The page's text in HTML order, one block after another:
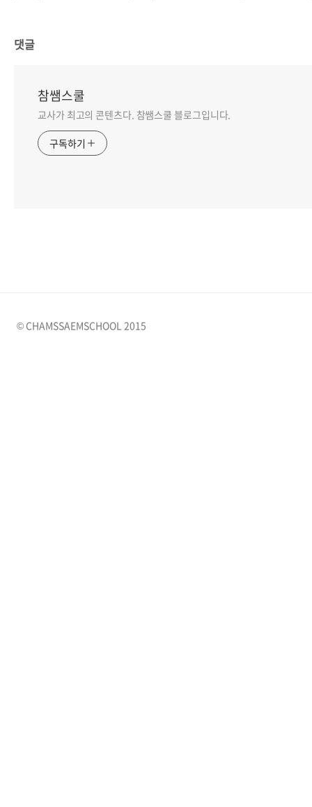
댓글
참쌤스쿨
교사가 최고의 콘텐츠다. 참쌤스쿨 블로그입니다.
구독하기
© CHAMSSAEMSCHOOL 2015